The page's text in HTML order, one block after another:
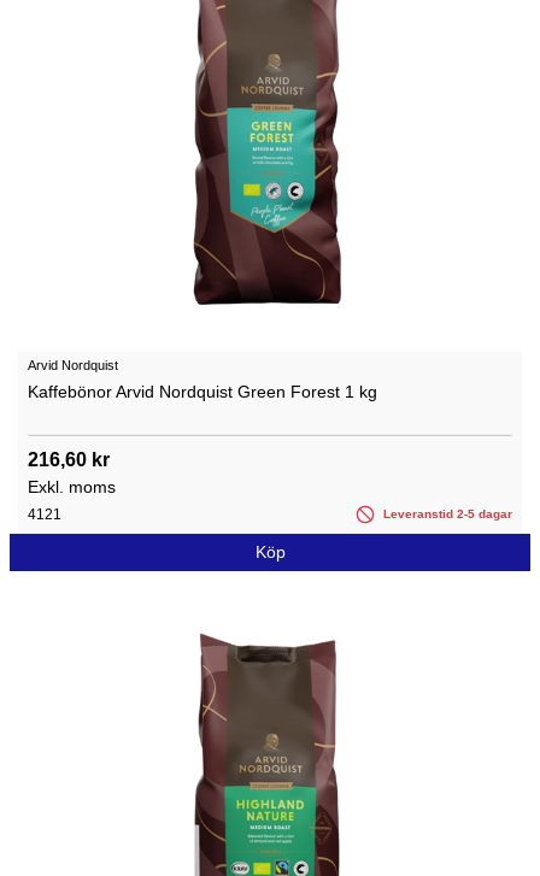
Arvid Nordquist
Kaffebönor Arvid Nordquist Green Forest 1 kg
216,60 kr
Exkl. moms
4121 Leveranstid 2-5 dagar
Köp